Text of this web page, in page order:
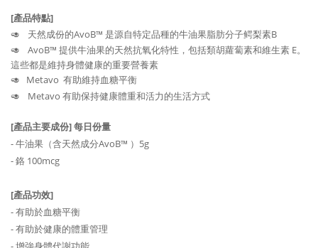
[產品特點]
🥑
天然成份的AvoB™ 是源自特定品種的牛油果脂肪分子鳄梨素B
🥑
AvoB™ 提供牛油果的天然抗氧化特性，包括類胡蘿蔔素和維生素 E。
這些都是維持身體健康的重要營養素
🥑 Metavo 有助維持血糖平衡
🥑
Metavo 有助保持健康體重和活力的生活方式
[產品主要成份] 每日份量
- 牛油果（含天然成分AvoB™ ）5g
- 鉻 100mcg
[產品功效]
- 有助於血糖平衡
- 有助於健康的體重管理